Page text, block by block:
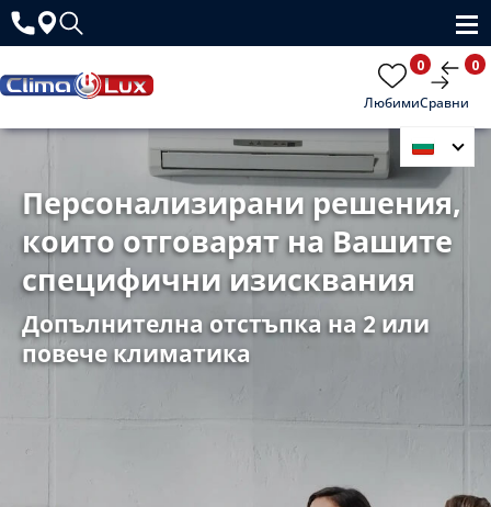
Любими
0
Сравни
0
Персонализирани решения,
които отговарят на Вашите
специфични изисквания
Допълнителна отстъпка на 2 или
повече климатика